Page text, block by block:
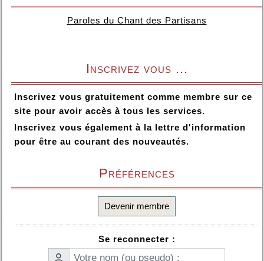
Paroles du Chant des Partisans
Inscrivez vous ...
Inscrivez vous gratuitement comme membre sur ce
site pour avoir accès à tous les services.
Inscrivez vous également à la lettre d'information
pour être au courant des nouveautés.
Préférences
Devenir membre
Se reconnecter :